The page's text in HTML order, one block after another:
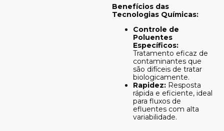
Benefícios das
Tecnologias Químicas:
Controle de
Poluentes
Específicos:
Tratamento eficaz de
contaminantes que
são difíceis de tratar
biologicamente.
Rapidez: Resposta
rápida e eficiente, ideal
para fluxos de
efluentes com alta
variabilidade.